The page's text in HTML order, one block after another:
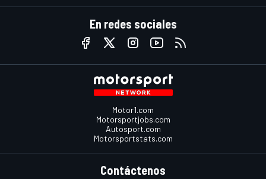
En redes sociales
Motor1.com
Motorsportjobs.com
Autosport.com
Motorsportstats.com
Contáctenos